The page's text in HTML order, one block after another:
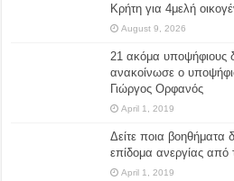
Κρήτη για 4μελή
August 9, 2026
21 ακόμα υποψήφιους
ανακοίνωσε ο
Γιώργος Ορφανός
April 1, 2019
Δείτε ποια βοηθήματα
επίδομα ανεργίας
April 1, 2019